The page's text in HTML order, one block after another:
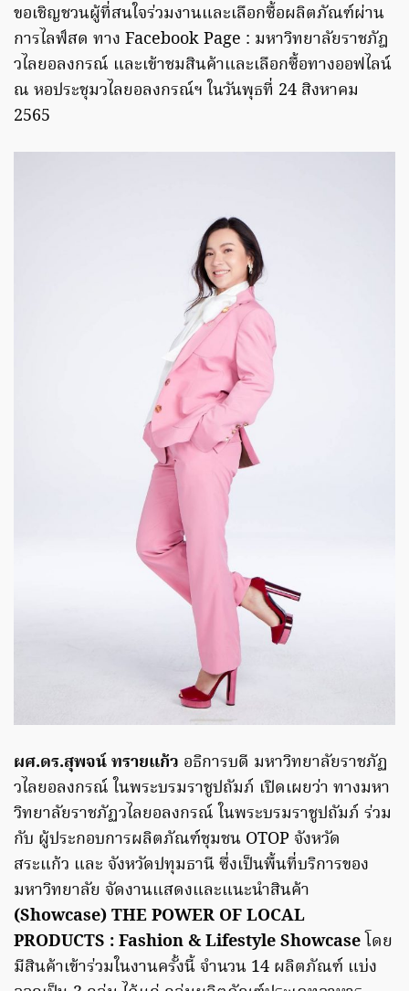
ขอเชิญชวนผู้ที่สนใจร่วมงานและเลือกซื้อผลิตภัณฑ์ผ่าน
การไลฟ์สด ทาง Facebook Page : มหาวิทยาลัยราชภัฎ
วไลยอลงกรณ์ และเข้าชมสินค้าและเลือกซื้อทางออฟไลน์
ณ หอประชุมวไลยอลงกรณ์ฯ ในวันพุธที่ 24 สิงหาคม
2565
ผศ.ดร.สุพจน์ ทรายแก้ว อธิการบดี มหาวิทยาลัยราชภัฏ
วไลยอลงกรณ์ ในพระบรมราชูปถัมภ์ เปิดเผยว่า ทางมหา
วิทยาลัยราชภัฏวไลยอลงกรณ์ ในพระบรมราชูปถัมภ์ ร่วม
กับ ผู้ประกอบการผลิตภัณฑ์ชุมชน OTOP จังหวัด
สระแก้ว และ จังหวัดปทุมธานี ซึ่งเป็นพื้นที่บริการของ
มหาวิทยาลัย จัดงานแสดงและแนะนำสินค้า
(Showcase) THE POWER OF LOCAL
PRODUCTS : Fashion & Lifestyle Showcase โดย
มีสินค้าเข้าร่วมในงานครั้งนี้ จำนวน 14 ผลิตภัณฑ์ แบ่ง